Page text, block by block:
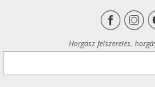
Horgász felszerelés,